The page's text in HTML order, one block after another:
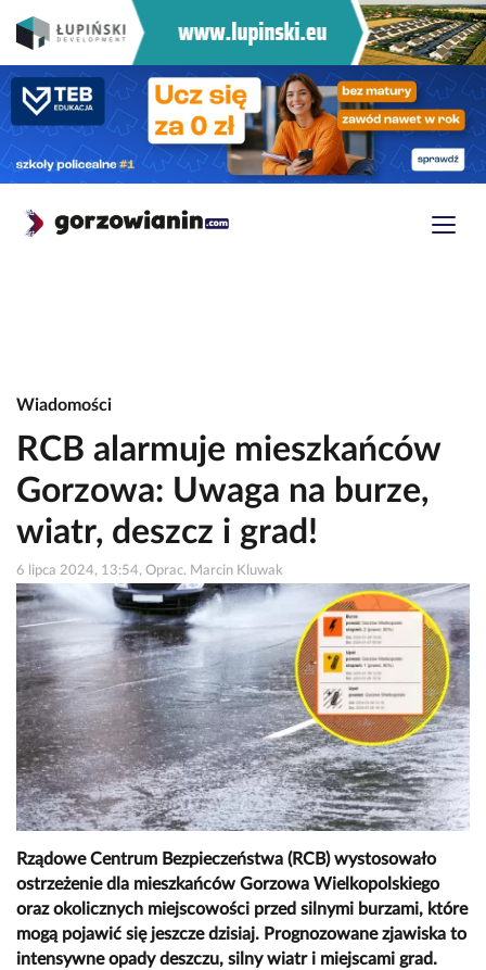
Wiadomości
RCB alarmuje mieszkańców
Gorzowa: Uwaga na burze,
wiatr, deszcz i grad!
6 lipca 2024, 13:54, Oprac. Marcin Kluwak
Rządowe Centrum Bezpieczeństwa (RCB) wystosowało
ostrzeżenie dla mieszkańców Gorzowa Wielkopolskiego
oraz okolicznych miejscowości przed silnymi burzami, które
mogą pojawić się jeszcze dzisiaj. Prognozowane zjawiska to
intensywne opady deszczu, silny wiatr i miejscami grad.